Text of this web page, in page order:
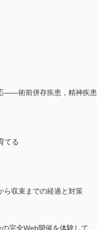
――術前併存疾患，精神疾患
てる
ら収束までの経過と対策
完全Web開催を体験して